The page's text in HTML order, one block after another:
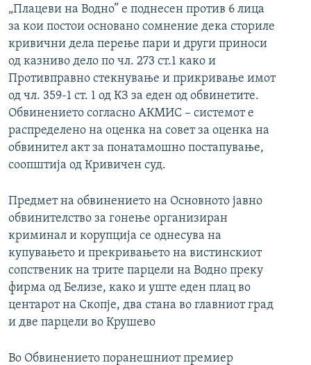
„Плацеви на Водно” e поднесен против 6 лица
за кои постои основано сомнение дека сториле
кривични дела перење пари и други приноси
од казниво дело по чл. 273 ст.1 како и
Противправно стекнување и прикривање имот
од чл. 359-1 ст. 1 од КЗ за еден од обвинетите.
Обвинението согласно АКМИС – системот е
распределено на оценка на совет за оценка на
обвинител акт за понатамошно постапување,
соопштија од Кривичен суд.
Предмет на обвинението на Основното јавно
обвинителство за гонење организиран
криминал и корупција се однесува на
купувањето и прекривањето на вистинскиот
сопственик на трите парцели на Водно преку
фирма од Белизе, како и уште еден плац во
центарот на Скопје, два стана во главниот град
и две парцели во Крушево
Во Обвинението поранешниот премиер